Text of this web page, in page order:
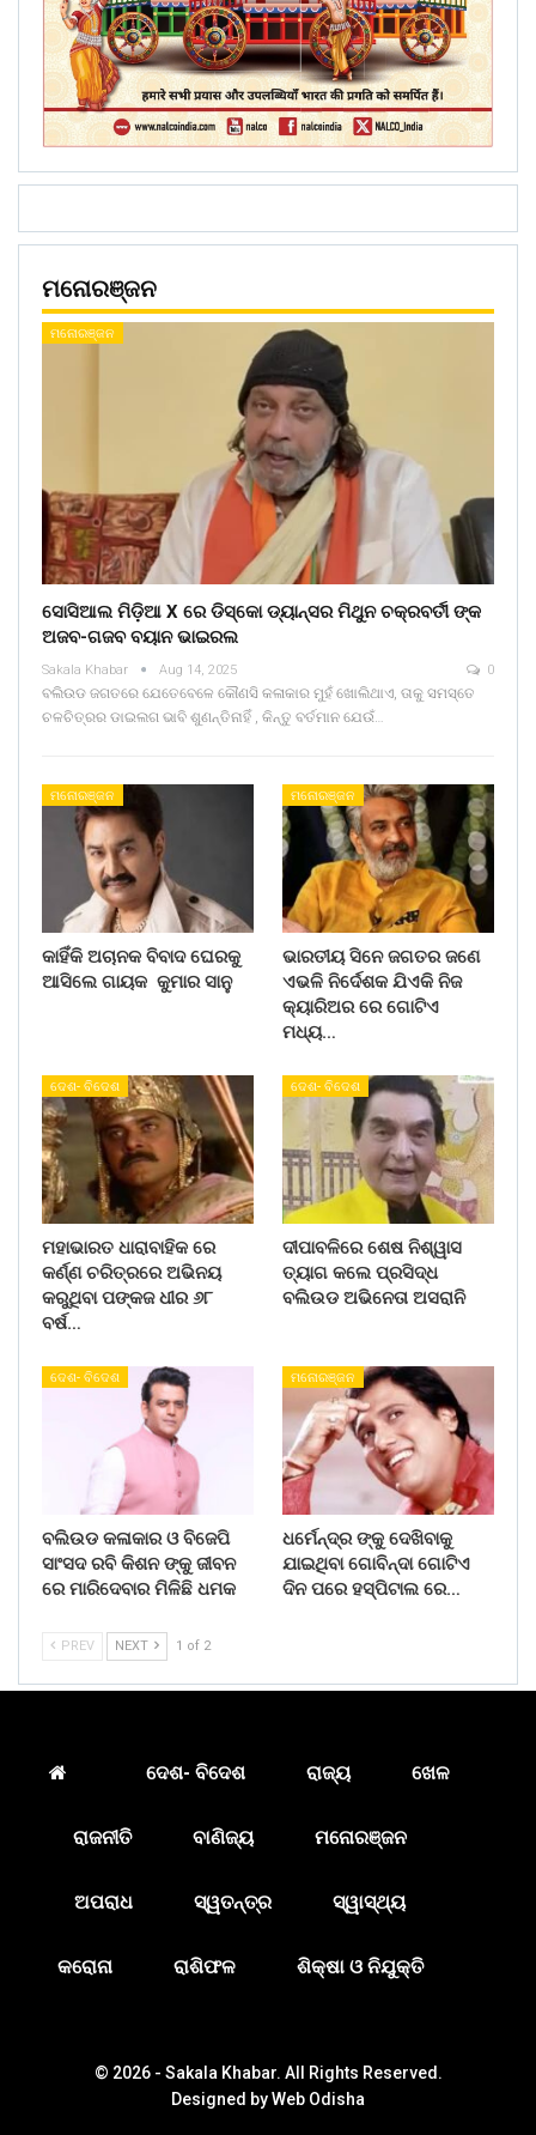
ମନୋରଞ୍ଜନ
ମନୋରଞ୍ଜନ
ସୋସିଆଲ ମିଡ଼ିଆ X ରେ ଡିସ୍କୋ ଡ୍ୟାନ୍ସର ମିଥୁନ ଚକ୍ରବର୍ତୀ ଙ୍କ
ଅଜବ-ଗଜବ ବୟାନ ଭାଇରଲ
Sakala Khabar Aug 14, 2025 0
ବଲିଉଡ ଜଗତରେ ଯେତେବେଳେ କୌଣସି କଳାକାର ମୁହଁ ଖୋଲିଥାଏ, ତାକୁ ସମସ୍ତେ
ଚଳଚିତ୍ରର ଡାଇଲଗ ଭାବି ଶୁଣନ୍ତିନାହିଁ , କିନ୍ତୁ ବର୍ତମାନ ଯେଉଁ…
ମନୋରଞ୍ଜନ
କାହିଁକି ଅଚାନକ ବିବାଦ ଘେରକୁ
ଆସିଲେ ଗାୟକ କୁମାର ସାନୁ
ମନୋରଞ୍ଜନ
ଭାରତୀୟ ସିନେ ଜଗତର ଜଣେ
ଏଭଳି ନିର୍ଦେଶକ ଯିଏକି ନିଜ
କ୍ୟାରିଅର ରେ ଗୋଟିଏ
ମଧ୍ୟ…
ଦେଶ- ବିଦେଶ
ମହାଭାରତ ଧାରାବାହିକ ରେ
କର୍ଣ୍ଣ ଚରିତ୍ରରେ ଅଭିନୟ
କରୁଥିବା ପଙ୍କଜ ଧୀର ୬୮
ବର୍ଷ…
ଦେଶ- ବିଦେଶ
ଦୀପାବଳିରେ ଶେଷ ନିଶ୍ୱାସ
ତ୍ୟାଗ କଲେ ପ୍ରସିଦ୍ଧ
ବଲିଉଡ ଅଭିନେତା ଅସରାନି
ଦେଶ- ବିଦେଶ
ବଲିଉଡ କଳାକାର ଓ ବିଜେପି
ସାଂସଦ ରବି କିଶନ ଙ୍କୁ ଜୀବନ
ରେ ମାରିଦେବାର ମିଳିଛି ଧମକ
ମନୋରଞ୍ଜନ
ଧର୍ମେନ୍ଦ୍ର ଙ୍କୁ ଦେଖିବାକୁ
ଯାଇଥିବା ଗୋବିନ୍ଦା ଗୋଟିଏ
ଦିନ ପରେ ହସ୍ପିଟାଲ ରେ…
PREV NEXT 1 of 2
ଦେଶ- ବିଦେଶ ରାଜ୍ୟ ଖେଳ
ରାଜନୀତି ବାଣିଜ୍ୟ ମନୋରଞ୍ଜନ
ଅପରାଧ ସ୍ୱତନ୍ତ୍ର ସ୍ୱାସ୍ଥ୍ୟ
କରୋନା ରାଶିଫଳ ଶିକ୍ଷା ଓ ନିଯୁକ୍ତି
© 2026 - Sakala Khabar. All Rights Reserved.
Designed byWeb Odisha